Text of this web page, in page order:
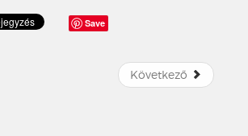
Save
Következő